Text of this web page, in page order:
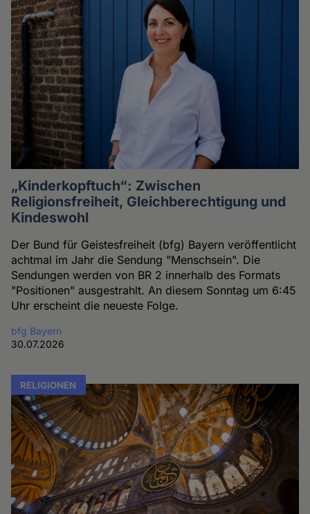
„Kinderkopftuch“: Zwischen
Religionsfreiheit, Gleichberechtigung und
Kindeswohl
Der Bund für Geistesfreiheit (bfg) Bayern veröffentlicht
achtmal im Jahr die Sendung "Menschsein". Die
Sendungen werden von BR 2 innerhalb des Formats
"Positionen" ausgestrahlt. An diesem Sonntag um 6:45
Uhr erscheint die neueste Folge.
bfg Bayern
30.07.2026
RELIGIONEN